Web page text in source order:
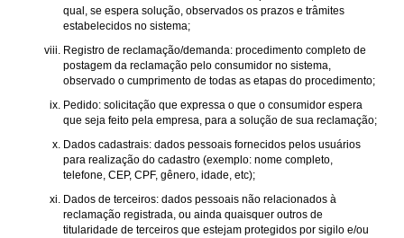
qual, se espera solução, observados os prazos e trâmites
estabelecidos no sistema;
Registro de reclamação/demanda: procedimento completo de
postagem da reclamação pelo consumidor no sistema,
observado o cumprimento de todas as etapas do procedimento;
Pedido: solicitação que expressa o que o consumidor espera
que seja feito pela empresa, para a solução de sua reclamação;
Dados cadastrais: dados pessoais fornecidos pelos usuários
para realização do cadastro (exemplo: nome completo,
telefone, CEP, CPF, gênero, idade, etc);
Dados de terceiros: dados pessoais não relacionados à
reclamação registrada, ou ainda quaisquer outros de
titularidade de terceiros que estejam protegidos por sigilo e/ou